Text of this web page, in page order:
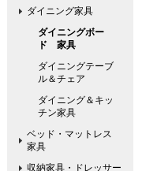
ダイニング家具
ダイニングボー
ド 家具
ダイニングテーブ
ル＆チェア
ダイニング＆キッ
チン家具
ベッド・マットレス
家具
収納家具・ドレッサー